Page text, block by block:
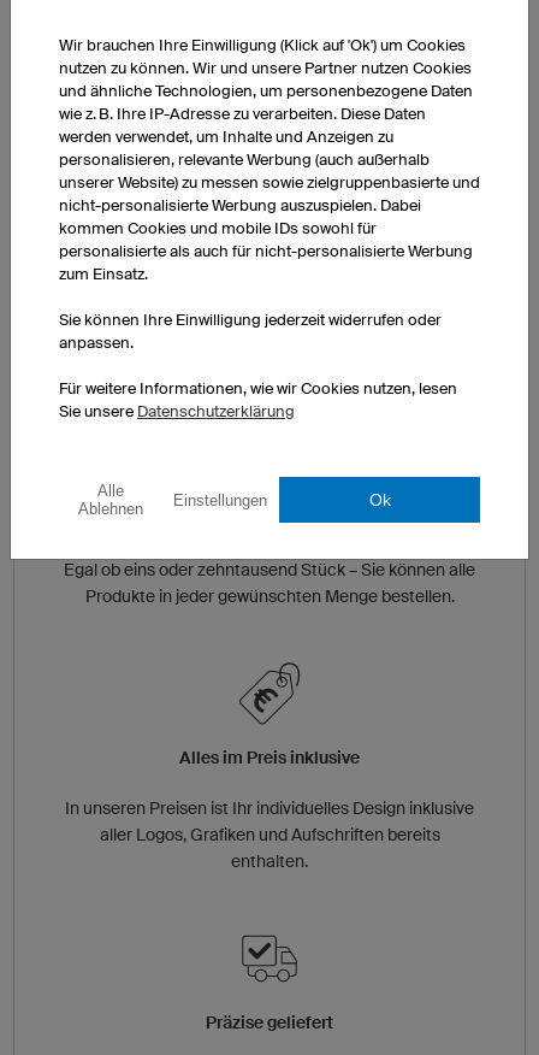
INKLUSIVE
Namen, Nummern und Texte
können problemlos auf dem
Trikot platziert und skaliert
werden.
Eins oder Zehntausend
Egal ob eins oder zehntausend Stück – Sie können alle
Produkte in jeder gewünschten Menge bestellen.
Alles im Preis inklusive
In unseren Preisen ist Ihr individuelles Design inklusive
aller Logos, Grafiken und Aufschriften bereits
enthalten.
Präzise geliefert
Wir brauchen Ihre Einwilligung (Klick auf 'Ok') um Cookies
nutzen zu können. Wir und unsere Partner nutzen Cookies
und ähnliche Technologien, um personenbezogene Daten
wie z. B. Ihre IP-Adresse zu verarbeiten. Diese Daten
werden verwendet, um Inhalte und Anzeigen zu
personalisieren, relevante Werbung (auch außerhalb
unserer Website) zu messen sowie zielgruppenbasierte und
nicht-personalisierte Werbung auszuspielen. Dabei
kommen Cookies und mobile IDs sowohl für
personalisierte als auch für nicht-personalisierte Werbung
zum Einsatz.
Sie können Ihre Einwilligung jederzeit widerrufen oder
anpassen.
Für weitere Informationen, wie wir Cookies nutzen, lesen
Sie unsere Datenschutzerklärung
Alle
Ablehnen
Einstellungen Ok